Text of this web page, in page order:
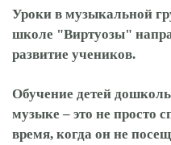
Уроки в музыкальной
школе "Виртуозы"
развитие учеников.
Обучение детей
музыке – это не просто
время, когда он не